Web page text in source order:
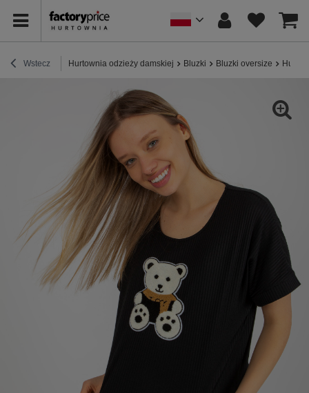
Wstecz Hurtownia odzieży damskiej Bluzki Bluzki oversize